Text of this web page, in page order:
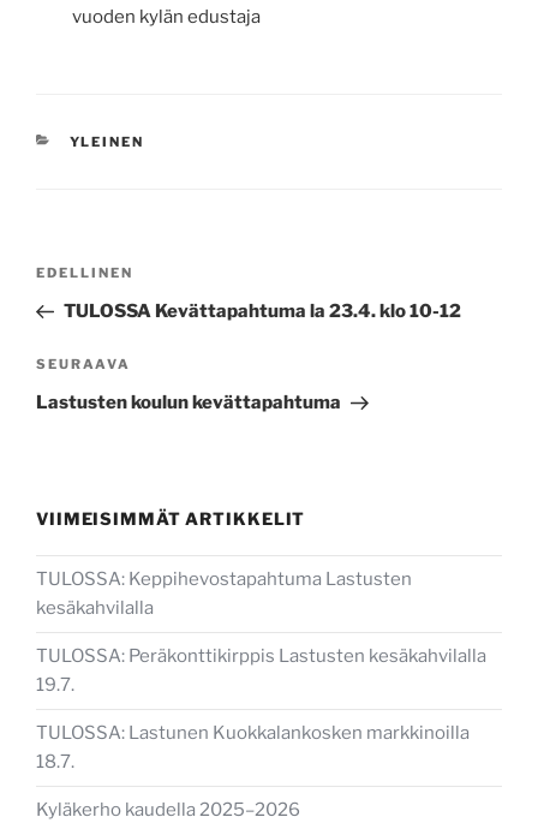
vuoden kylän edustaja
KATEGORIAT
YLEINEN
Edellinen
artikkeli
EDELLINEN
TULOSSA Kevättapahtuma la 23.4. klo 10-12
Seuraava
artikkeli
SEURAAVA
Lastusten koulun kevättapahtuma
VIIMEISIMMÄT ARTIKKELIT
TULOSSA: Keppihevostapahtuma Lastusten
kesäkahvilalla
TULOSSA: Peräkonttikirppis Lastusten kesäkahvilalla
19.7.
TULOSSA: Lastunen Kuokkalankosken markkinoilla
18.7.
Kyläkerho kaudella 2025–2026